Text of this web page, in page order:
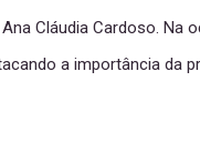
Cláudia Cardoso. Na
a importância da